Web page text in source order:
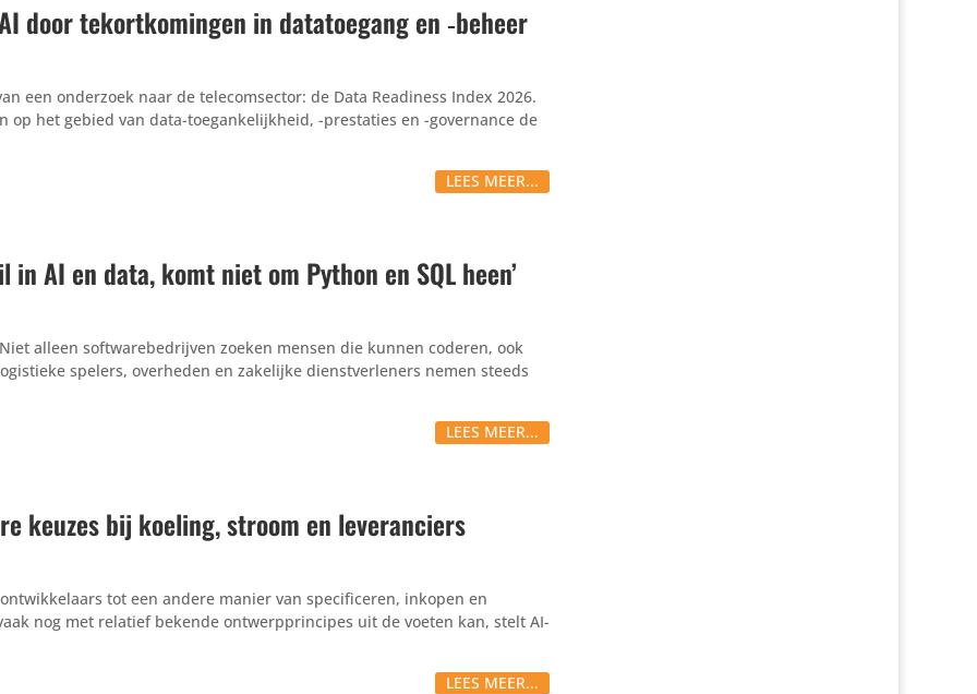
door tekortkomingen in datatoegang en ‑beheer
een onderzoek naar de telecomsector: de Data Readiness Index 2026.
het gebied van data-toegankelijkheid, -prestaties en -governance de
LEES MEER...
in AI en data, komt niet om Python en SQL heen’
alleen softwarebedrijven zoeken mensen die kunnen coderen, ook
spelers, overheden en zakelijke dienstverleners nemen steeds
LEES MEER...
keuzes bij koeling, stroom en leveranciers
tot een andere manier van specificeren, inkopen en
nog met relatief bekende ontwerpprincipes uit de voeten kan, stelt AI-
LEES MEER...